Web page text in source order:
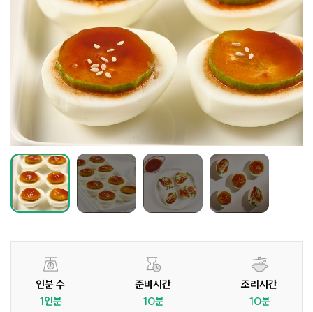
인분 수
1인분
준비시간
10분
조리시간
10분